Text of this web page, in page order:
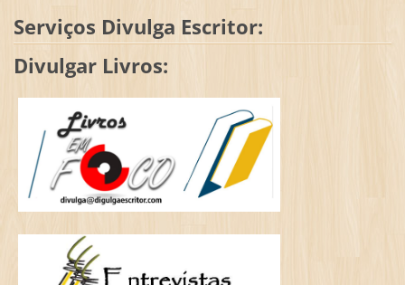
Serviços Divulga Escritor:
Divulgar Livros: